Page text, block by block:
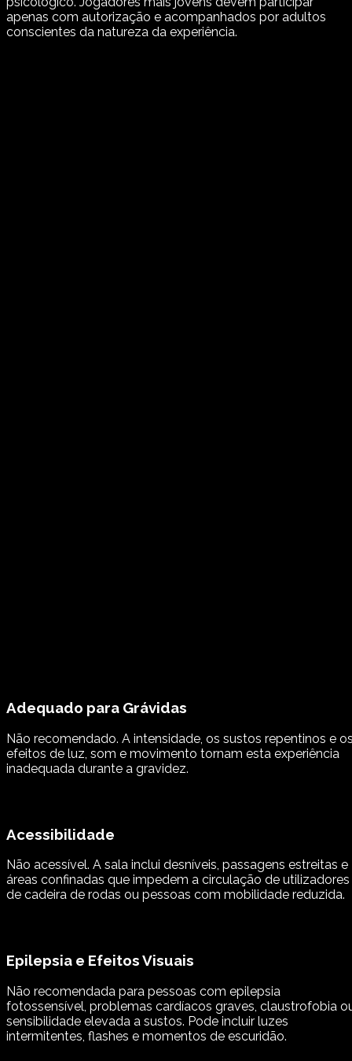
apenas com autorização e acompanhados por adultos
conscientes da natureza da experiência.
Adequado para Grávidas
Não recomendado. A intensidade, os sustos repentinos e
efeitos de luz, som e movimento tornam esta experiência
inadequada durante a gravidez.
Acessibilidade
Não acessível. A sala inclui desníveis, passagens estreitas e
áreas confinadas que impedem a circulação de utilizadores
de cadeira de rodas ou pessoas com mobilidade reduzida.
Epilepsia e Efeitos Visuais
Não recomendada para pessoas com epilepsia
fotossensível, problemas cardíacos graves, claustrofobia
sensibilidade elevada a sustos. Pode incluir luzes
intermitentes, flashes e momentos de escuridão.